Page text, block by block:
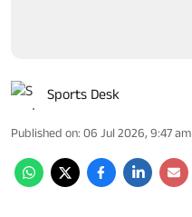
Sports Desk
Published on: 06 Jul 2026, 9:47 am